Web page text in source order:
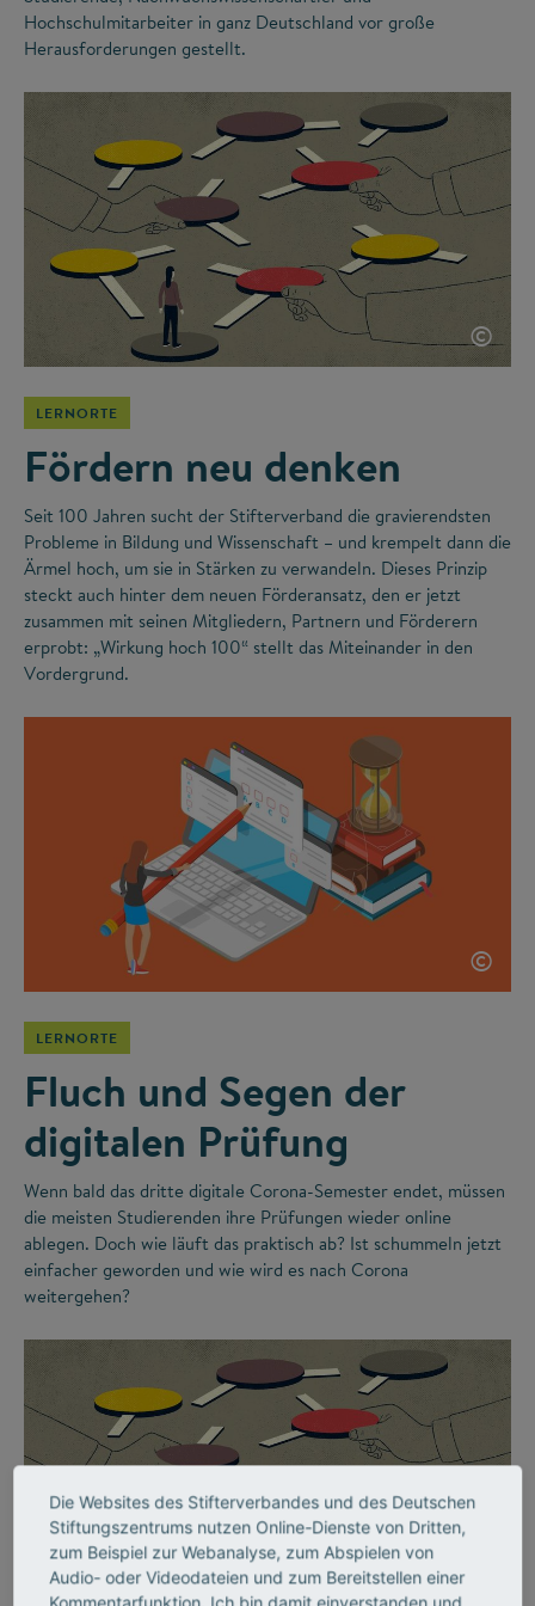
Hochschulmitarbeiter in ganz Deutschland vor große
Herausforderungen gestellt.
©
LERNORTE
Fördern neu denken
Seit 100 Jahren sucht der Stifterverband die gravierendsten
Probleme in Bildung und Wissenschaft – und krempelt dann die
Ärmel hoch, um sie in Stärken zu verwandeln. Dieses Prinzip
steckt auch hinter dem neuen Förderansatz, den er jetzt
zusammen mit seinen Mitgliedern, Partnern und Förderern
erprobt: „Wirkung hoch 100“ stellt das Miteinander in den
Vordergrund.
©
LERNORTE
Fluch und Segen der
digitalen Prüfung
Wenn bald das dritte digitale Corona-Semester endet, müssen
die meisten Studierenden ihre Prüfungen wieder online
ablegen. Doch wie läuft das praktisch ab? Ist schummeln jetzt
einfacher geworden und wie wird es nach Corona
weitergehen?
Die Websites des Stifterverbandes und des Deutschen
Stiftungszentrums nutzen Online-Dienste von Dritten,
zum Beispiel zur Webanalyse, zum Abspielen von
Audio- oder Videodateien und zum Bereitstellen einer